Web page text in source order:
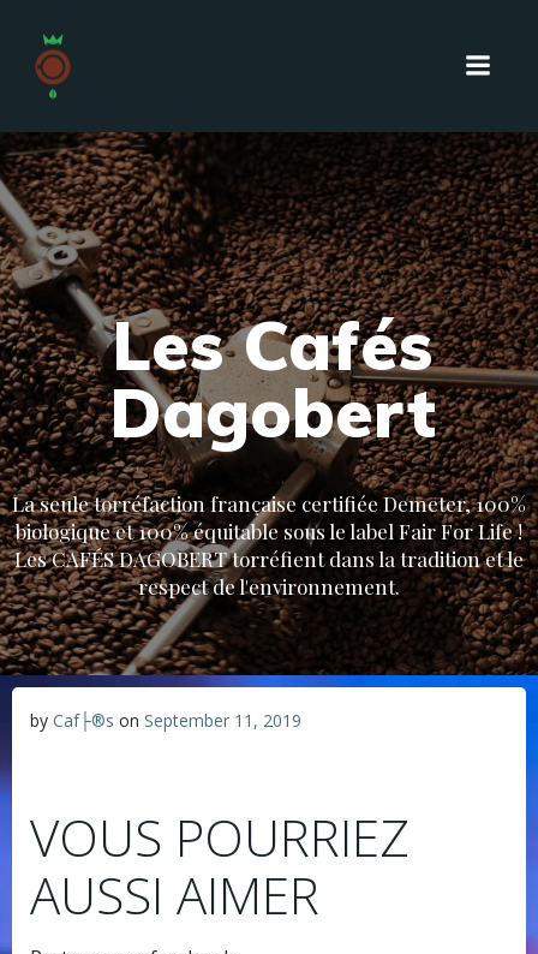
Les Cafés
Dagobert
La seule torréfaction française certifiée Demeter, 100%
biologique et 100% équitable sous le label Fair For Life !
Les CAFÉS DAGOBERT torréfient dans la tradition et le
respect de l'environnement.
by Caf├®s on September 11, 2019
VOUS POURRIEZ
AUSSI AIMER